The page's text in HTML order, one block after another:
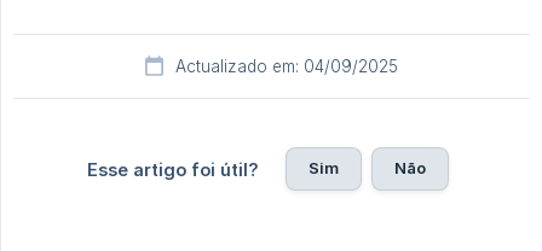
Actualizado em: 04/09/2025
Esse artigo foi útil? Sim Não